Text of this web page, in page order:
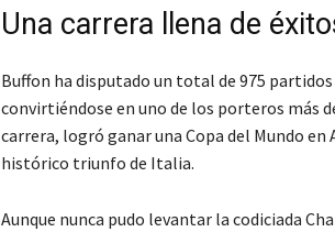
Una carrera llena de
Buffon ha disputado un total de 975
convirtiéndose en uno de los porteros más
carrera, logró ganar una Copa del Mundo en
histórico triunfo de Italia.
Aunque nunca pudo levantar la codiciada